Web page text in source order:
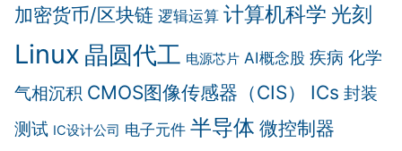
加密货币/区块链 逻辑运算 计算机科学 光刻
Linux 晶圆代工 电源芯片 AI概念股 疾病 化学
气相沉积 CMOS图像传感器（CIS） ICs 封装
测试 IC设计公司 电子元件 半导体 微控制器